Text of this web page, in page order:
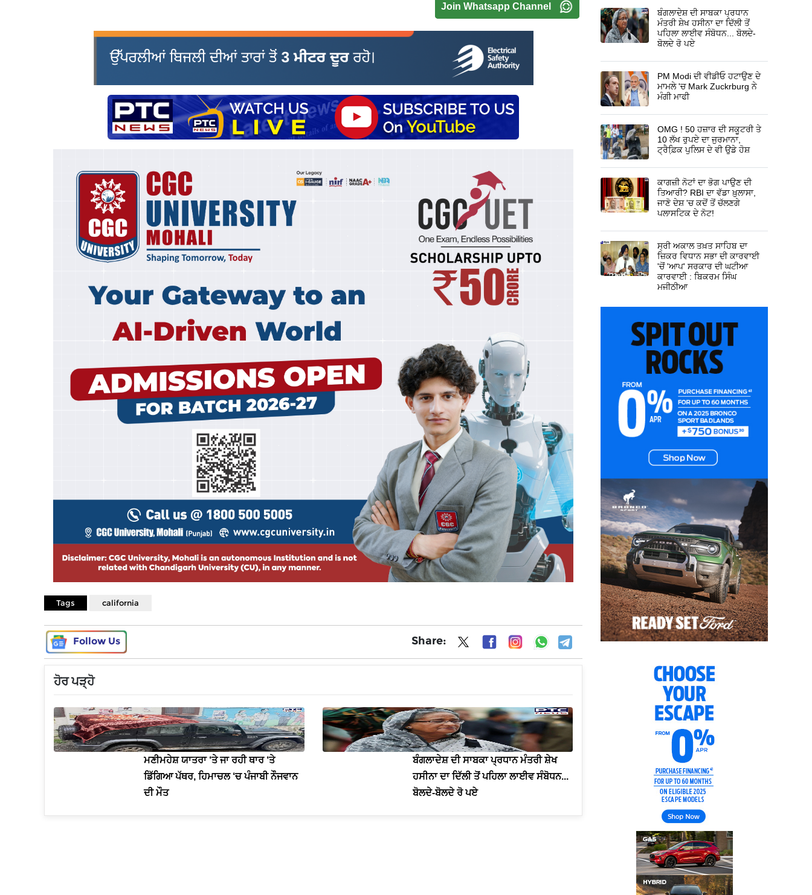
Join Whatsapp Channel
Tags california
Follow Us Share:
ਹੋਰ ਪੜ੍ਹੋ
ਮਣੀਮਹੇਸ਼ ਯਾਤਰਾ ‘ਤੇ ਜਾ ਰਹੀ ਥਾਰ ‘ਤੇ
ਡਿੱਗਿਆ ਪੱਥਰ, ਹਿਮਾਚਲ ‘ਚ ਪੰਜਾਬੀ ਨੌਜਵਾਨ
ਦੀ ਮੌਤ
ਬੰਗਲਾਦੇਸ਼ ਦੀ ਸਾਬਕਾ ਪ੍ਰਧਾਨ ਮੰਤਰੀ ਸ਼ੇਖ
ਹਸੀਨਾ ਦਾ ਦਿੱਲੀ ਤੋਂ ਪਹਿਲਾ ਲਾਈਵ ਸੰਬੋਧਨ...
ਬੋਲਦੇ-ਬੋਲਦੇ ਰੋ ਪਏ
ਬੰਗਲਾਦੇਸ਼ ਦੀ ਸਾਬਕਾ ਪ੍ਰਧਾਨ
ਮੰਤਰੀ ਸ਼ੇਖ ਹਸੀਨਾ ਦਾ ਦਿੱਲੀ ਤੋਂ
ਪਹਿਲਾ ਲਾਈਵ ਸੰਬੋਧਨ... ਬੋਲਦੇ-
ਬੋਲਦੇ ਰੋ ਪਏ
PM Modi ਦੀ ਵੀਡੀਓ ਹਟਾਉਣ ਦੇ
ਮਾਮਲੇ 'ਚ Mark Zuckrburg ਨੇ
ਮੰਗੀ ਮਾਫੀ
OMG ! 50 ਹਜ਼ਾਰ ਦੀ ਸਕੂਟਰੀ ਤੇ
10 ਲੱਖ ਰੁਪਏ ਦਾ ਜੁਰਮਾਨਾ,
ਟ੍ਰੈਫ਼ਿ਼ਕ ਪੁਲਿਸ ਦੇ ਵੀ ਉਡੇ ਹੋਸ਼
ਕਾਗਜ਼ੀ ਨੋਟਾਂ ਦਾ ਭੋਗ ਪਾਉਣ ਦੀ
ਤਿਆਰੀ? RBI ਦਾ ਵੱਡਾ ਖ਼ੁਲਾਸਾ,
ਜਾਣੋ ਦੇਸ਼ 'ਚ ਕਦੋਂ ਤੋਂ ਚੱਲਣਗੇ
ਪਲਾਸਟਿਕ ਦੇ ਨੋਟ!
ਸ੍ਰੀ ਅਕਾਲ ਤਖ਼ਤ ਸਾਹਿਬ ਦਾ
ਜ਼ਿਕਰ ਵਿਧਾਨ ਸਭਾ ਦੀ ਕਾਰਵਾਈ
'ਚੋਂ 'ਆਪ' ਸਰਕਾਰ ਦੀ ਘਟੀਆ
ਕਾਰਵਾਈ : ਬਿਕਰਮ ਸਿੰਘ
ਮਜੀਠੀਆ